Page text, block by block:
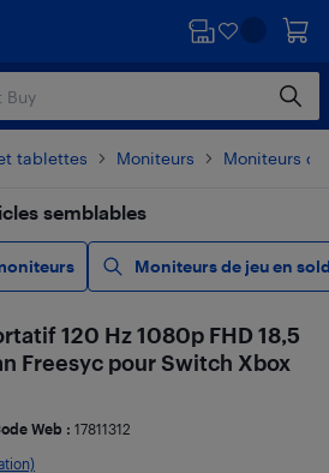
tablettes Moniteurs Moniteurs
semblables
Moniteurs de jeu en
120 Hz 1080p FHD 18,5
Freesyc pour Switch Xbox
Web : 17811312